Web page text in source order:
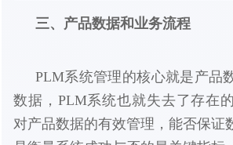
三、产品数据和业务流程
PLM系统管理的核心就是产品
数据，PLM系统也就失去了存在
对产品数据的有效管理，能否保证